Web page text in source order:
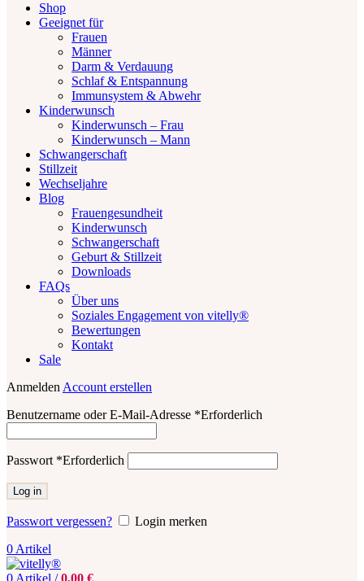
Shop
Geeignet für
Frauen
Männer
Darm & Verdauung
Schlaf & Entspannung
Immunsystem & Abwehr
Kinderwunsch
Kinderwunsch – Frau
Kinderwunsch – Mann
Schwangerschaft
Stillzeit
Wechseljahre
Blog
Frauengesundheit
Kinderwunsch
Schwangerschaft
Geburt & Stillzeit
Downloads
FAQs
Über uns
Soziales Engagement von vitelly®
Bewertungen
Kontakt
Sale
Anmelden Account erstellen
Benutzername oder E-Mail-Adresse *Erforderlich
Passwort *Erforderlich
Log in
Passwort vergessen?
Login merken
0 Artikel
0 Artikel / 0,00 €